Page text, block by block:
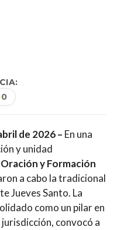
0
de 2026 – En una
y unidad
y Formación
a cabo la tradicional
Jueves Santo. La
como un pilar en
convocó a